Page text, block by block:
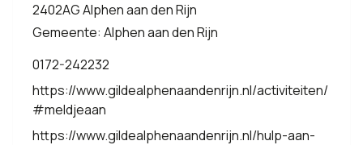
2402AG Alphen aan den Rijn
Gemeente: Alphen aan den Rijn
0172-242232
https://www.gildealphenaandenrijn.nl/activiteiten/
#meldjeaan
https://www.gildealphenaandenrijn.nl/hulp-aan-